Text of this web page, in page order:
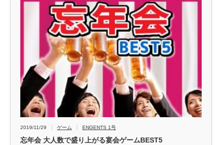
2019/11/29 ゲーム ENGENTS 1号
忘年会 大人数で盛り上がる宴会ゲームBEST5